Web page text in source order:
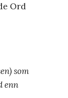
Ord
som
enn